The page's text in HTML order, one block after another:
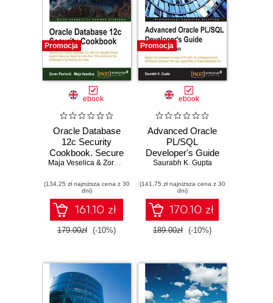
Promocja
ebook
Oracle Database
12c Security
Cookbook. Secure
your Oracle
this valuable
Oracle support
resource, featuring
more than 100
solutions to the
data
Maja Veselica & Zoran Pavlovic ,Zoran Pavlovic,Maja Veselica
(134,25 zł najniższa cena z 30
dni)
161.10 zł
179.00zł (-10%)
Promocja
ebook
Advanced Oracle
PL/SQL
Developer's Guide
(Second Edition).
advanced
concepts of
PL/SQL for
professional-level
certification and
Oracle Database
12c - Second
Edition
Saurabh K. Gupta
(141,75 zł najniższa cena z 30
dni)
170.10 zł
189.00zł (-10%)